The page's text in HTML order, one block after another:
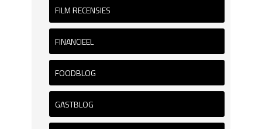
FILM RECENSIES
FINANCIEEL
FOODBLOG
GASTBLOG